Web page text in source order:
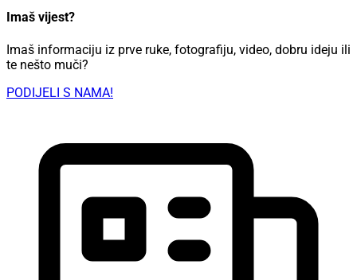
Imaš vijest?
Imaš informaciju iz prve ruke, fotografiju, video, dobru ideju ili
te nešto muči?
PODIJELI S NAMA!